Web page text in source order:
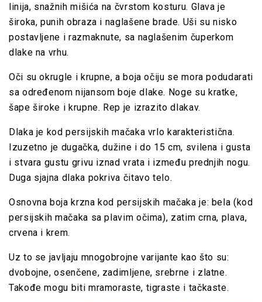
linija, snažnih mišića na čvrstom kosturu. Glava je
široka, punih obraza i naglašene brade. Uši su nisko
postavljene i razmaknute, sa naglašenim čuperkom
dlake na vrhu.
Oči su okrugle i krupne, a boja očiju se mora podudarati
sa određenom nijansom boje dlake. Noge su kratke,
šape široke i krupne. Rep je izrazito dlakav.
Dlaka je kod persijskih mačaka vrlo karakteristična.
Izuzetno je dugačka, dužine i do 15 cm, svilena i gusta
i stvara gustu grivu iznad vrata i između prednjih nogu.
Duga sjajna dlaka pokriva čitavo telo.
Osnovna boja krzna kod persijskih mačaka je: bela (kod
persijskih mačaka sa plavim očima), zatim crna, plava,
crvena i krem.
Uz to se javljaju mnogobrojne varijante kao što su:
dvobojne, osenčene, zadimljene, srebrne i zlatne.
Takođe mogu biti mramoraste, tigraste i tačkaste.